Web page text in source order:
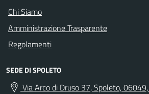
Chi Siamo
Amministrazione Trasparente
Regolamenti
SEDE DI SPOLETO
Via Arco di Druso 37, Spoleto,